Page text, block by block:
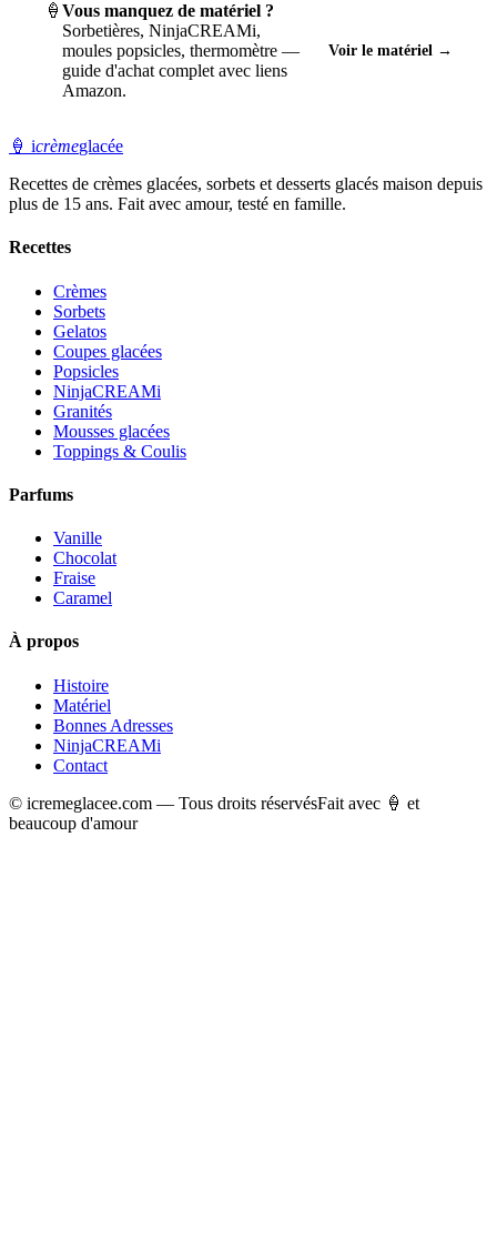
🍦 Vous manquez de matériel ?
Sorbetières, NinjaCREAMi,
moules popsicles, thermomètre —
guide d'achat complet avec liens
Amazon.
Voir le matériel →
🍦 icrèmeglacée
Recettes de crèmes glacées, sorbets et desserts glacés maison depuis
plus de 15 ans. Fait avec amour, testé en famille.
Recettes
Crèmes
Sorbets
Gelatos
Coupes glacées
Popsicles
NinjaCREAMi
Granités
Mousses glacées
Toppings & Coulis
Parfums
Vanille
Chocolat
Fraise
Caramel
À propos
Histoire
Matériel
Bonnes Adresses
NinjaCREAMi
Contact
© icremeglacee.com — Tous droits réservésFait avec 🍦 et
beaucoup d'amour